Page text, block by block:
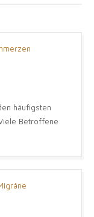
häufigsten
Betroffene